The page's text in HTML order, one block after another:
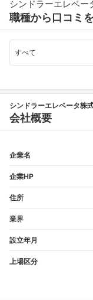
シンドラーエレベー
職種から口コミ
すべて
シンドラーエレベータ株
会社概要
企業名
企業HP
住所
業界
設立年月
上場区分